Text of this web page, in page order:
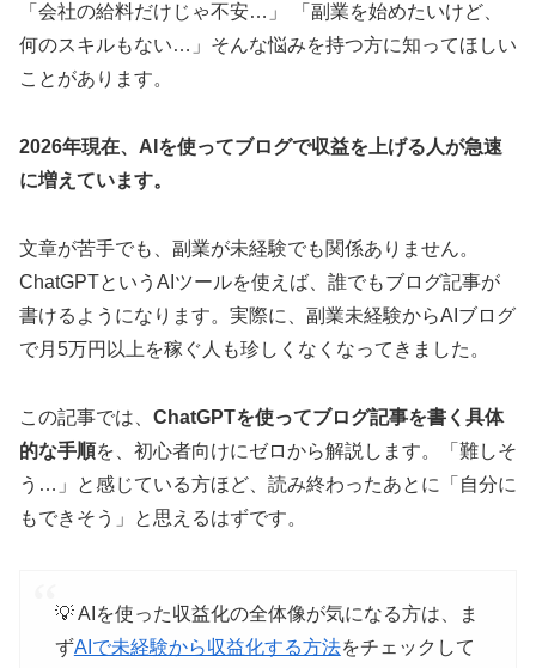
「会社の給料だけじゃ不安…」 「副業を始めたいけど、
何のスキルもない…」そんな悩みを持つ方に知ってほしい
ことがあります。
2026年現在、AIを使ってブログで収益を上げる人が急速
に増えています。
文章が苦手でも、副業が未経験でも関係ありません。
ChatGPTというAIツールを使えば、誰でもブログ記事が
書けるようになります。実際に、副業未経験からAIブログ
で月5万円以上を稼ぐ人も珍しくなくなってきました。
この記事では、 ChatGPTを使ってブログ記事を書く具体
的な手順を、初心者向けにゼロから解説します。「難しそ
う…」と感じている方ほど、読み終わったあとに「自分に
もできそう」と思えるはずです。
💡 AIを使った収益化の全体像が気になる方は、ま
ずAIで未経験から収益化する方法をチェックして